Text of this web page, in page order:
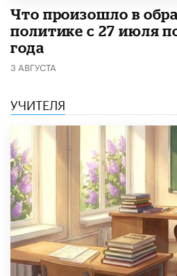
​Что произошло в
политике с 27 июля
года
3 АВГУСТА
УЧИТЕЛЯ